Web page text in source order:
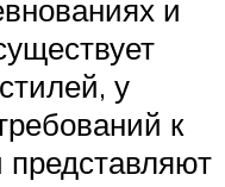
и
у
к
представляют